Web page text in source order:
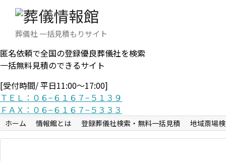
葬儀社 一括見積もりサイト
匿名依頼で全国の登録優良葬儀社を検索
一括無料見積のできるサイト
[受付時間/ 平日11:00〜17:00]
ＴＥＬ：０６−６１６７−５１３９
ＦＡＸ：０６−６１６７−５３３３
ホーム 情報館とは 登録葬儀社検索・無料一括見積 地域斎場